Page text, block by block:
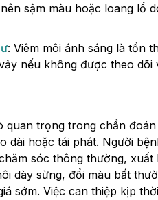
sậm màu hoặc loang lổ
: Viêm môi ánh sáng là tổn
nếu không được theo dõi
quan trọng trong chẩn
dài hoặc tái phát. Người
sóc thông thường,
dày sừng, đổi màu bất
sớm. Việc can thiệp kịp